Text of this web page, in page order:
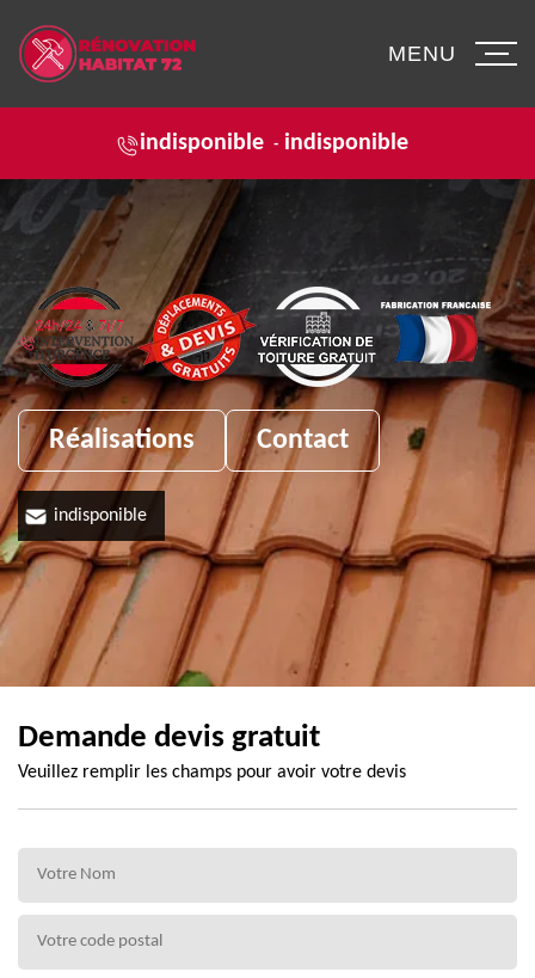
indisponible - indisponible
MENU
Réalisations Contact
indisponible
Demande devis gratuit
Veuillez remplir les champs pour avoir votre devis